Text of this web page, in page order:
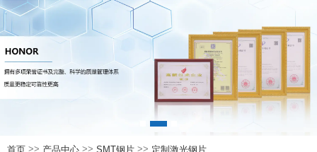
首页 >> 产品中心 >> SMT钢片 >> 定制激光钢片